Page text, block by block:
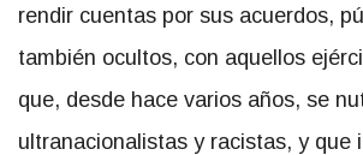
rendir cuentas por sus acuerdos,
también ocultos, con aquellos
que, desde hace varios años, se
ultranacionalistas y racistas, y que